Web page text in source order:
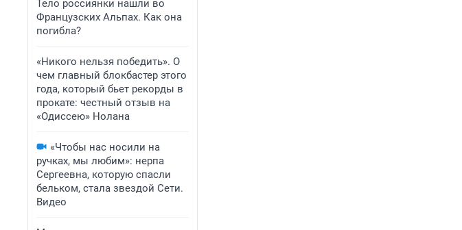
Тело россиянки нашли во
Французских Альпах. Как она
погибла?
«Никого нельзя победить». О
чем главный блокбастер этого
года, который бьет рекорды в
прокате: честный отзыв на
«Одиссею» Нолана
«Чтобы нас носили на
ручках, мы любим»: нерпа
Сергеевна, которую спасли
бельком, стала звездой Сети.
Видео